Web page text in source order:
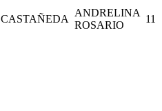
CASTAÑEDA
ANDRELINA
ROSARIO
11